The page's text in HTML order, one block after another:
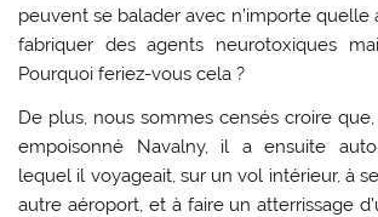
peuvent se balader avec n’importe
fabriquer des agents neurotoxiques
Pourquoi feriez-vous cela ?
De plus, nous sommes censés croire que,
empoisonné Navalny, il a ensuite
lequel il voyageait, sur un vol intérieur, à
autre aéroport, et à faire un atterrissage